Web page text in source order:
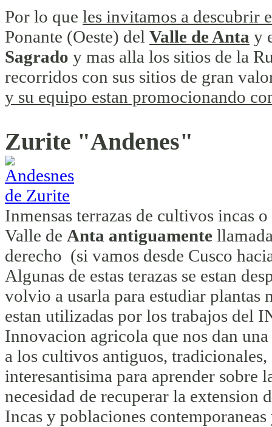
Por lo que les invitamos a descubrir
Ponante (Oeste) del Valle de Anta y
Sagrado y mas alla los sitios de la
recorridos con sus sitios de gran
y su equipo estan promocionando
Zurite "Andenes"
Inmensas terrazas de cultivos incas o
Valle de Anta antiguamente
derecho (si vamos desde Cusco
Algunas de estas terazas se estan
volvio a usarla para estudiar plantas
estan utilizadas por los trabajos del
Innovacion agricola que nos dan
a los cultivos antiguos,
interesantisima para aprender sobre
necesidad de recuperar la
Incas y poblaciones contemporaneas